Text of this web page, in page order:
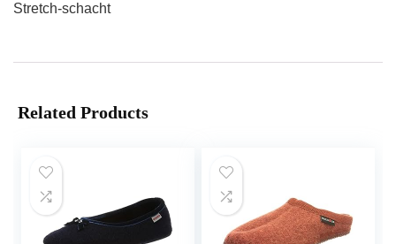
Stretch-schacht
Related Products